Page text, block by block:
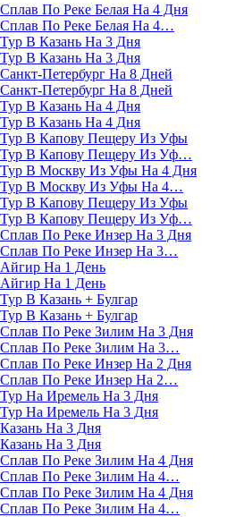
Сплав По Реке Белая На 4 Дня
Сплав По Реке Белая На 4…
Тур В Казань На 3 Дня
Тур В Казань На 3 Дня
Санкт-Петербург На 8 Дней
Санкт-Петербург На 8 Дней
Тур В Казань На 4 Дня
Тур В Казань На 4 Дня
Тур В Капову Пещеру Из Уфы
Тур В Капову Пещеру Из Уф…
Тур В Москву Из Уфы На 4 Дня
Тур В Москву Из Уфы На 4…
Тур В Капову Пещеру Из Уфы
Тур В Капову Пещеру Из Уф…
Сплав По Реке Инзер На 3 Дня
Сплав По Реке Инзер На 3…
Айгир На 1 День
Айгир На 1 День
Тур В Казань + Булгар
Тур В Казань + Булгар
Сплав По Реке Зилим На 3 Дня
Сплав По Реке Зилим На 3…
Сплав По Реке Инзер На 2 Дня
Сплав По Реке Инзер На 2…
Тур На Иремель На 3 Дня
Тур На Иремель На 3 Дня
Казань На 3 Дня
Казань На 3 Дня
Сплав По Реке Зилим На 4 Дня
Сплав По Реке Зилим На 4…
Сплав По Реке Зилим На 4 Дня
Сплав По Реке Зилим На 4…